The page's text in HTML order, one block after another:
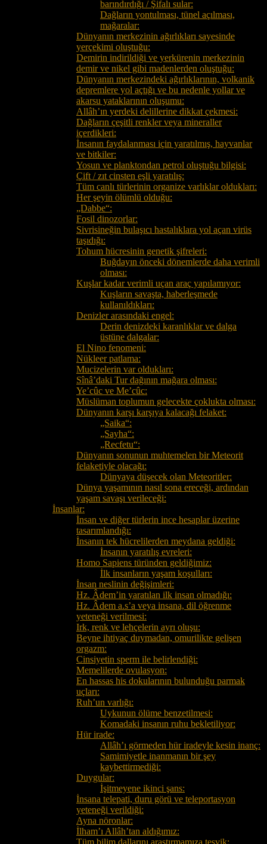
barındırdığı / Şifalı sular:
Dağların yontulması, tünel açılması,
mağaralar:
Dünyanın merkezinin ağırlıkları sayesinde
yerçekimi oluştuğu:
Demirin indirildiği ve yerkürenin merkezinin
demir ve nikel gibi madenlerden oluştuğu:
Dünyanın merkezindeki ağırlıklarının, volkanik
depremlere yol açtığı ve bu nedenle yollar ve
akarsu yataklarının oluşumu:
Allâh’ın yerdeki delillerine dikkat çekmesi:
Dağların çeşitli renkler veya mineraller
içerdikleri:
İnsanın faydalanması için yaratılmış, hayvanlar
ve bitkiler:
Yosun ve planktondan petrol oluştuğu bilgisi:
Çift / zıt cinsten eşli yaratılış:
Tüm canlı türlerinin organize varlıklar oldukları:
Her şeyin ölümlü olduğu:
„Dabbe“:
Fosil dinozorlar:
Sivrisineğin bulaşıcı hastalıklara yol açan virüs
taşıdığı:
Tohum hücresinin genetik şifreleri:
Buğdayın önceki dönemlerde daha verimli
olması:
Kuşlar kadar verimli uçan araç yapılamıyor:
Kuşların savaşta, haberleşmede
kullanıldıkları:
Denizler arasındaki engel:
Derin denizdeki karanlıklar ve dalga
üstüne dalgalar:
El Nino fenomeni:
Nükleer patlama:
Mucizelerin var oldukları:
Sînâ’daki Tur dağının mağara olması:
Ye’cûc ve Me’cûc:
Müslüman toplumun gelecekte çoklukta olması:
Dünyanın karşı karşıya kalacağı felaket:
„Saika“:
„Sayha“:
„Recfetu“:
Dünyanın sonunun muhtemelen bir Meteorit
felaketiyle olacağı:
Dünyaya düşecek olan Meteoritler:
Dünya yaşamının nasıl sona ereceği, ardından
yaşam savaşı verileceği:
İnsanlar:
İnsan ve diğer türlerin ince hesaplar üzerine
tasarımlandığı:
İnsanın tek hücrelilerden meydana geldiği:
İnsanın yaratılış evreleri:
Homo Sapiens türünden geldiğimiz:
İlk insanların yaşam koşulları:
İnsan neslinin değişimleri:
Hz. Âdem’in yaratılan ilk insan olmadığı:
Hz. Âdem a.s’a veya insana, dil öğrenme
yeteneği verilmesi:
Irk, renk ve lehçelerin ayrı oluşu:
Beyne ihtiyaç duymadan, omurilikte gelişen
orgazm:
Cinsiyetin sperm ile belirlendiği:
Memelilerde ovulasyon:
En hassas his dokularının bulunduğu parmak
uçları:
Ruh’un varlığı:
Uykunun ölüme benzetilmesi:
Komadaki insanın ruhu bekletiliyor:
Hür irade:
Allâh’ı görmeden hür iradeyle kesin inanç:
Samimiyetle inanmanın bir şey
kaybettirmediği:
Duygular:
İşitmeyene ikinci şans:
İnsana telepati, duru görü ve teleportasyon
yeteneği verildiği:
Ayna nöronlar:
İlham’ı Allâh’tan aldığımız:
Tüm bilim dallarını araştırmamıza teşvik: